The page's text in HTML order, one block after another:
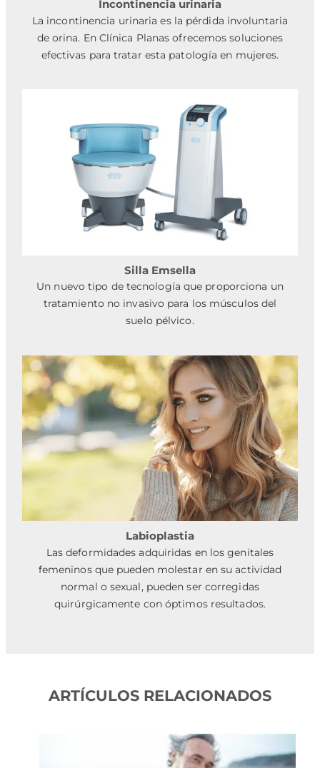
Incontinencia urinaria
La incontinencia urinaria es la pérdida involuntaria
de orina. En Clínica Planas ofrecemos soluciones
efectivas para tratar esta patología en mujeres.
Silla Emsella
Un nuevo tipo de tecnología que proporciona un
tratamiento no invasivo para los músculos del
suelo pélvico.
Labioplastia
Las deformidades adquiridas en los genitales
femeninos que pueden molestar en su actividad
normal o sexual, pueden ser corregidas
quirúrgicamente con óptimos resultados.
ARTÍCULOS RELACIONADOS